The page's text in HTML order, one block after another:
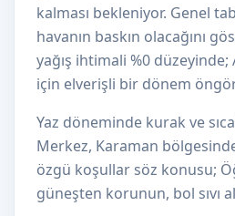
kalması bekleniyor. Genel
havanın baskın olacağını
yağış ihtimali %0 düzeyinde;
için elverişli bir dönem
Yaz döneminde kurak ve
Merkez, Karaman
özgü koşullar söz konusu;
güneşten korunun, bol sıvı